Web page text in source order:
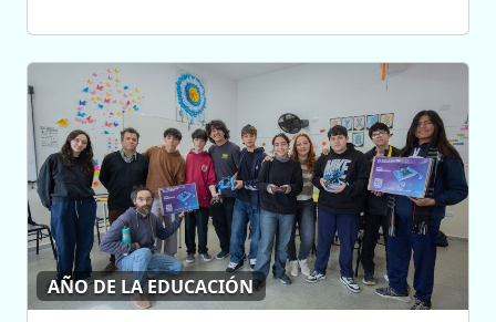
AÑO DE LA EDUCACIÓN